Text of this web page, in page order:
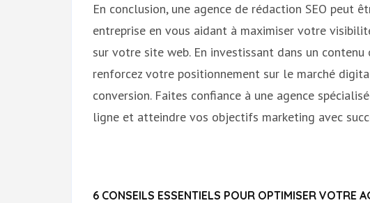
En conclusion, une agence de rédaction SEO peut
entreprise en vous aidant à maximiser votre
sur votre site web. En investissant dans un
renforcez votre positionnement sur le marché
conversion. Faites confiance à une agence
ligne et atteindre vos objectifs marketing avec
6 CONSEILS ESSENTIELS POUR OPTIMISER VOTRE